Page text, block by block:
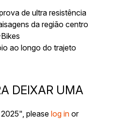
de ultra resistência
da região centro
ao longo do trajeto
DEIXAR UMA
please log in or